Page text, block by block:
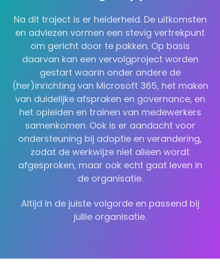
Na dit traject is er helderheid. De uitkomsten
en adviezen vormen een stevig vertrekpunt
om gericht door te pakken. Op basis
daarvan kan een vervolgproject worden
gestart waarin onder andere de
(her)inrichting van Microsoft 365, het maken
van duidelijke afspraken en governance, en
het opleiden en trainen van medewerkers
samenkomen. Ook is er aandacht voor
ondersteuning bij adoptie en verandering,
zodat de werkwijze niet alleen wordt
afgesproken, maar ook echt gaat leven in
de organisatie.
Altijd in de juiste volgorde en passend bij
jullie organisatie.